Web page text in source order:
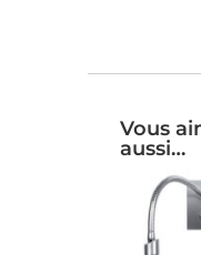
Vous
aussi…